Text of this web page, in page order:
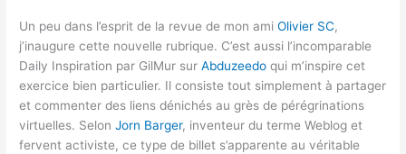
Un peu dans l’esprit de la revue de mon amiOlivier SC,
j’inaugure cette nouvelle rubrique. C’est aussi l’incomparable
Daily Inspiration par GilMur surAbduzeedo qui m’inspire cet
exercice bien particulier. Il consiste tout simplement à partager
et commenter des liens dénichés au grès de pérégrinations
virtuelles. SelonJorn Barger, inventeur du terme Weblog et
fervent activiste, ce type de billet s’apparente au véritable